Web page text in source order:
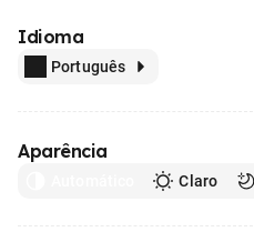
Idioma
Português
Aparência
Claro